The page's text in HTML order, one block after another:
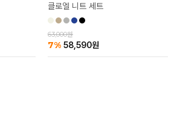
클로엘 니트 세트
63,000원
7% 58,590원